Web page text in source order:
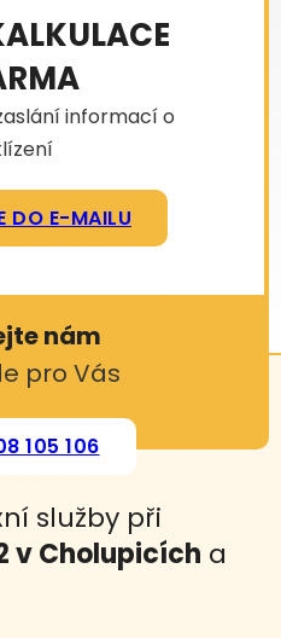
informací o
DO E-MAILU
nám
pro Vás
105 106
služby při
v Cholupicích a